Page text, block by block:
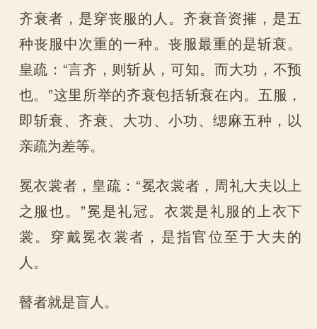
齐衰者，是穿丧服的人。齐衰音资摧，是五
种丧服中次重的一种。丧服最重的是斩衰。
皇疏：“言齐，则斩从，可知。而大功，不预
也。”这里所举的齐衰包括斩衰在内。五服，
即斩衰、齐衰、大功、小功、缌麻五种，以
亲疏为差等。
冕衣裳者，皇疏：“冕衣裳者，周礼大夫以上
之服也。”冕是礼冠。衣裳是礼服的上衣下
裳。穿戴冕衣裳者，是指官位至于大夫的
人。
瞽者就是盲人。